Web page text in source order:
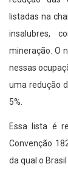
listadas na
insalubres,
mineração. O
nessas
uma redução
5%.
Essa lista é
Convenção
da qual o